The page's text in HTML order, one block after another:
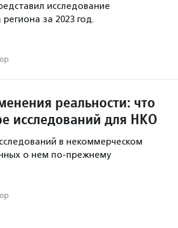
исследование
за 2023 год.
реальности: что
исследований для НКО
в некоммерческом
о нем по-прежнему